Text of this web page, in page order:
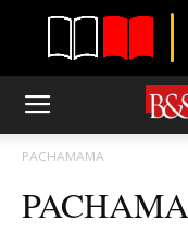
PACHAMAMA